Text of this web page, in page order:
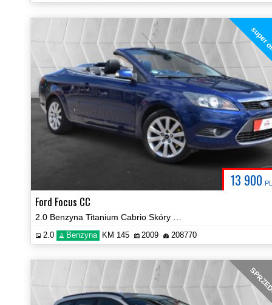
13 900
Ford Focus CC
2.0 Benzyna KM 145 2009 208770